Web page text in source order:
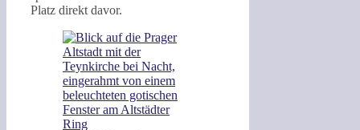
Platz direkt davor.